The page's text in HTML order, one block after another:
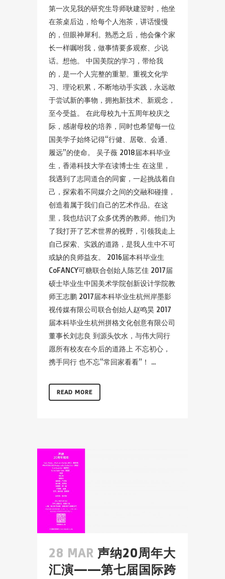
第一次见我的研究生导师耿建翌时，他坐
在茶桌后边，给每个人泡茶，讲话慢慢
的，但眼神犀利。熟悉之后，他会像个家
长一样嘱咐我，做事情要多观察、少说
话。想他。 中国美院的学习，带给我
的，是一个人完整的重塑。重视文化学
习、理论积累，不断地动手实践，永远敢
于尝试新的事物，拥抱新技术、新观念，
至今受益。 在此母校九十五周年校庆之
际，感谢母校的培养，同时也希望每一位
国美学子始终记得“行健、居敬、会通、
履远”的使命。 吴子薇 2018届本科毕业
生，香港科技大学在读博士生 在这里，
我遇到了志同道合的同窗，一起挑战着自
己，探索着不同媒介之间的交融和碰撞，
创造着属于我们自己的艺术作品。在这
里，我也结识了众多优秀的教师。他们为
了我打开了艺术世界的视野，引领我走上
自己探索、实践的道路，是我人生中不可
或缺的良师益友。 2016届本科毕业生
CoFANCY可糖联合创始人陈艺佳 2017届
硕士毕业生中国美术学院创新设计学院教
师王志鹏 2017届本科毕业生杭州岸墨影
视传媒有限公司联合创始人赵鸣昊 2017
届本科毕业生杭州拼格文化创意有限公司
董事长刘志良 到源头饮水，与伟大同行
愿所有校友在今后的道路上 不忘初心，
携手同行 也不忘“常回家看看”！ ...
READ MORE
28 MAR 声纳20周年大
汇演——第七届国际跨